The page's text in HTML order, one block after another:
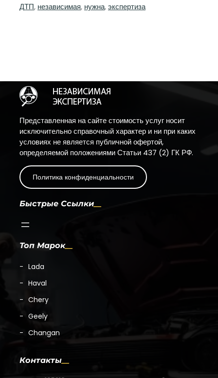
ДТП, независимая, нужна, экспертиза
Представленная на сайте стоимость услуг носит
исключительно справочный характер и ни при каких
условиях не является публичной офертой,
определяемой положениями Статьи 437 (2) ГК РФ.
Политика конфиденциальности
Быстрые Ссылки
Топ Марок
Lada
Haval
Chery
Geely
Changan
Контакты